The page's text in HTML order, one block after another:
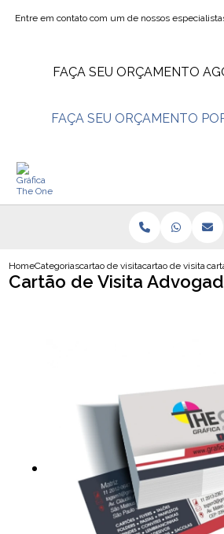
Entre em contato com um de nossos
FAÇA SEU ORÇAMENTO
FAÇA SEU ORÇAMENTO
HomeCategoriascartao de visitacartao de visita
Cartão de Visita